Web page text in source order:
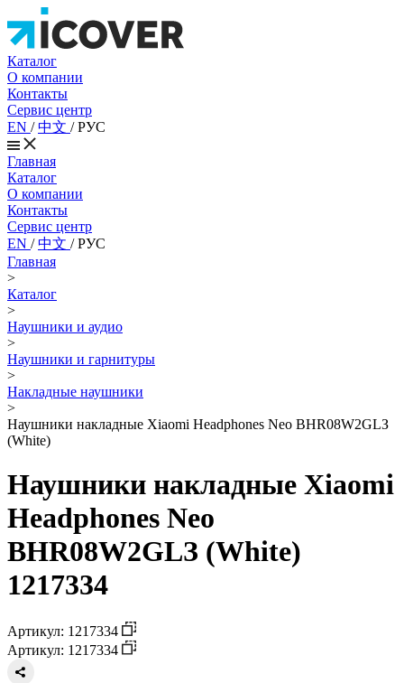
Каталог
О компании
Контакты
Сервис центр
EN /中文 /РУС
Главная
Каталог
О компании
Контакты
Сервис центр
EN /中文 /РУС
Главная
>
Каталог
>
Наушники и аудио
>
Наушники и гарнитуры
>
Накладные наушники
>
Наушники накладные Xiaomi Headphones Neo BHR08W2GLЗ
(White)
Наушники накладные Xiaomi
Headphones Neo
BHR08W2GLЗ (White)
1217334
Артикул: 1217334
Артикул: 1217334